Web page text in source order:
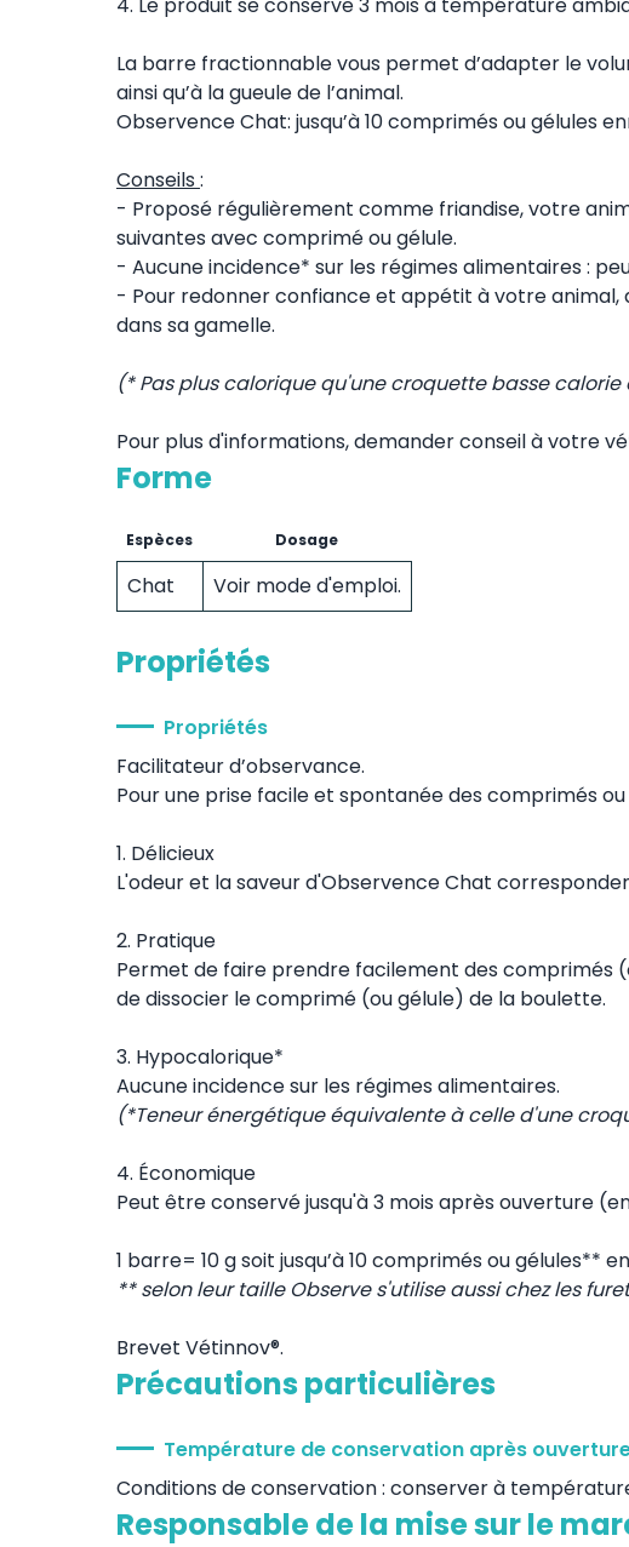
La barre fractionnable vous permet d’adapter le
ainsi qu’à la gueule de l’animal.
Observence Chat: jusqu’à 10 comprimés ou gélules
Conseils :
- Proposé régulièrement comme friandise, votre
suivantes avec comprimé ou gélule.
- Aucune incidence* sur les régimes alimentaires :
- Pour redonner confiance et appétit à votre animal,
dans sa gamelle.
(* Pas plus calorique qu'une croquette basse
Pour plus d'informations, demander conseil à votre
Forme
Espèces Dosage
Chat Voir mode d'emploi.
Propriétés
Propriétés
Facilitateur d’observance.
Pour une prise facile et spontanée des comprimés ou
1. Délicieux
L'odeur et la saveur d'Observence Chat
2. Pratique
Permet de faire prendre facilement des comprimés
de dissocier le comprimé (ou gélule) de la boulette.
3. Hypocalorique*
Aucune incidence sur les régimes alimentaires.
(*Teneur énergétique équivalente à celle d'une
4. Économique
Peut être conservé jusqu'à 3 mois après ouverture
1 barre= 10 g soit jusqu’à 10 comprimés ou gélules**
** selon leur taille Observe s'utilise aussi chez les
Brevet Vétinnov®.
Précautions particulières
Température de conservation après
Conditions de conservation : conserver à
Responsable de la mise sur le